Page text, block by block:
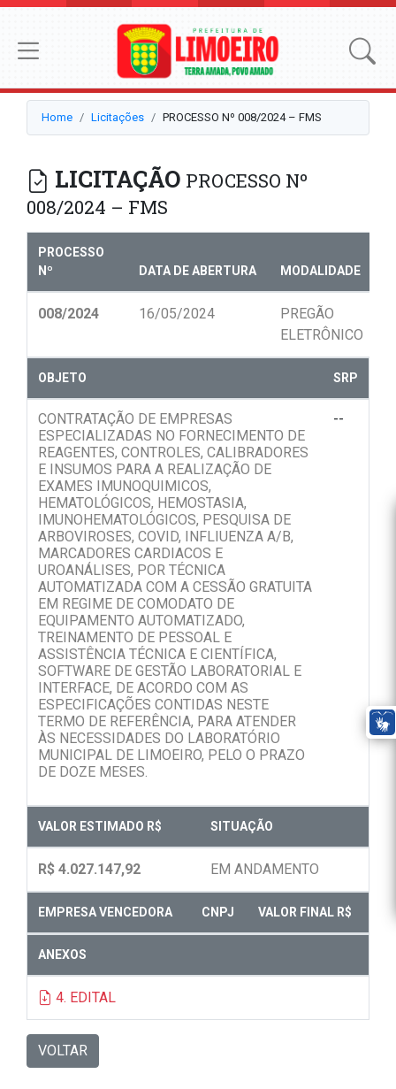
Home Licitações PROCESSO Nº 008/2024 – FMS
LICITAÇÃO PROCESSO Nº
008/2024 – FMS
PROCESSO
Nº
DATA DE ABERTURA MODALIDADE
008/2024 16/05/2024
PREGÃO
ELETRÔNICO
OBJETO SRP
CONTRATAÇÃO DE EMPRESAS
ESPECIALIZADAS NO FORNECIMENTO DE
REAGENTES, CONTROLES, CALIBRADORES
E INSUMOS PARA A REALIZAÇÃO DE
EXAMES IMUNOQUIMICOS,
HEMATOLÓGICOS, HEMOSTASIA,
IMUNOHEMATOLÓGICOS, PESQUISA DE
ARBOVIROSES, COVID, INFLIUENZA A/B,
MARCADORES CARDIACOS E
UROANÁLISES, POR TÉCNICA
AUTOMATIZADA COM A CESSÃO GRATUITA
EM REGIME DE COMODATO DE
EQUIPAMENTO AUTOMATIZADO,
TREINAMENTO DE PESSOAL E
ASSISTÊNCIA TÉCNICA E CIENTÍFICA,
SOFTWARE DE GESTÃO LABORATORIAL E
INTERFACE, DE ACORDO COM AS
ESPECIFICAÇÕES CONTIDAS NESTE
TERMO DE REFERÊNCIA, PARA ATENDER
ÀS NECESSIDADES DO LABORATÓRIO
MUNICIPAL DE LIMOEIRO, PELO O PRAZO
DE DOZE MESES.
--
VALOR ESTIMADO R$ SITUAÇÃO
R$ 4.027.147,92 EM ANDAMENTO
EMPRESA VENCEDORA CNPJ VALOR FINAL R$
ANEXOS
4. EDITAL
VOLTAR